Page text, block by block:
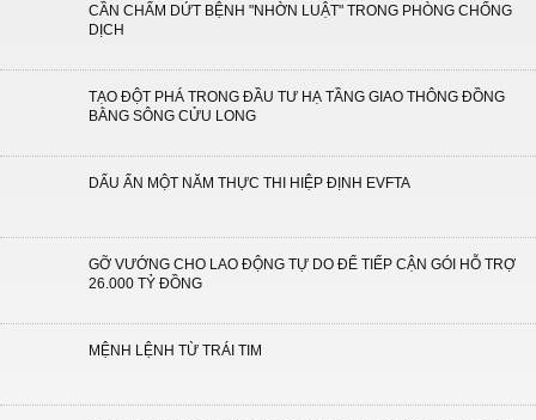
CẦN CHẤM DỨT BỆNH "NHỜN LUẬT" TRONG PHÒNG CHỐNG
DỊCH
TẠO ĐỘT PHÁ TRONG ĐẦU TƯ HẠ TẦNG GIAO THÔNG ĐỒNG
BẰNG SÔNG CỬU LONG
DẤU ẤN MỘT NĂM THỰC THI HIỆP ĐỊNH EVFTA
GỠ VƯỚNG CHO LAO ĐỘNG TỰ DO ĐỂ TIẾP CẬN GÓI HỖ TRỢ
26.000 TỶ ĐỒNG
MỆNH LỆNH TỪ TRÁI TIM